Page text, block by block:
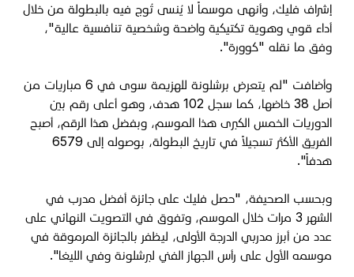
إشراف فليك، وأنهى موسماً لا يُنسى تُوج فيه بالبطولة من خلال
أداء قوي وهوية تكتيكية واضحة وشخصية تنافسية عالية"،
وفق ما نقله "كوورة".
وأضافت "لم يتعرض برشلونة للهزيمة سوى في 6 مباريات من
أصل 38 خاضها، كما سجل 102 هدف، وهو أعلى رقم بين
الدوريات الخمس الكبرى هذا الموسم، وبفضل هذا الرقم، أصبح
الفريق الأكثر تسجيلاً في تاريخ البطولة، بوصوله إلى 6579
هدفاً".
وبحسب الصحيفة، "حصل فليك على جائزة أفضل مدرب في
الشهر 3 مرات خلال الموسم، وتفوق في التصويت النهائي على
عدد من أبرز مدربي الدرجة الأولى، ليظفر بالجائزة المرموقة في
موسمه الأول على رأس الجهاز الفني لبرشلونة وفي الليغا".